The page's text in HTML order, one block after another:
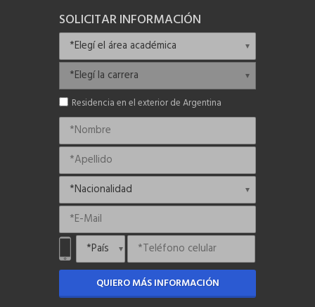
SOLICITAR INFORMACIÓN
Residencia en el exterior de Argentina
QUIERO MÁS INFORMACIÓN